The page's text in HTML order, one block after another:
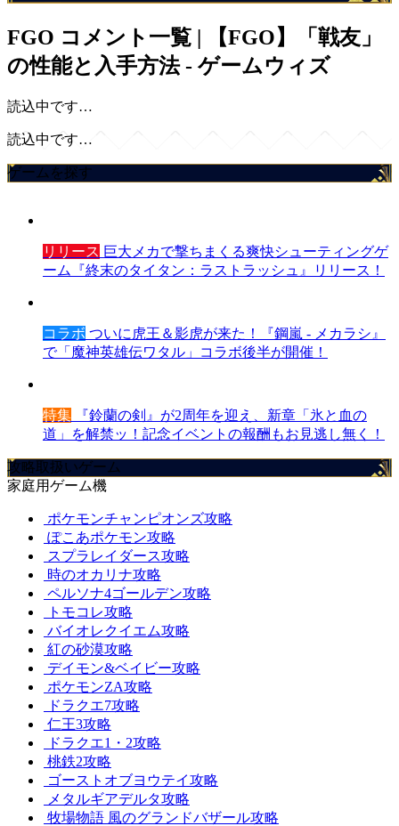
FGO コメント一覧 | 【FGO】「戦友」
の性能と入手方法 - ゲームウィズ
読込中です…
読込中です…
ゲームを探す
リリース 巨大メカで撃ちまくる爽快シューティングゲ
ーム『終末のタイタン：ラストラッシュ』リリース！
コラボ ついに虎王＆影虎が来た！『鋼嵐 - メカラシ』
で「魔神英雄伝ワタル」コラボ後半が開催！
特集 『鈴蘭の剣』が2周年を迎え、新章「氷と血の
道」を解禁ッ！記念イベントの報酬もお見逃し無く！
攻略取扱いゲーム
家庭用ゲーム機
ポケモンチャンピオンズ攻略
ぽこあポケモン攻略
スプラレイダース攻略
時のオカリナ攻略
ペルソナ4ゴールデン攻略
トモコレ攻略
バイオレクイエム攻略
紅の砂漠攻略
デイモン&ベイビー攻略
ポケモンZA攻略
ドラクエ7攻略
仁王3攻略
ドラクエ1・2攻略
桃鉄2攻略
ゴーストオブヨウテイ攻略
メタルギアデルタ攻略
牧場物語 風のグランドバザール攻略